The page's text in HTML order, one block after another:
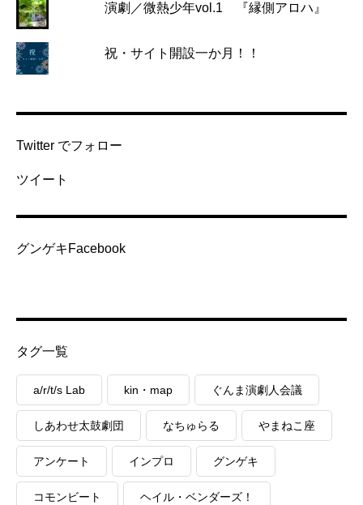
演劇／微熱少年vol.1 『縁側アロハ』
祝・サイト開設一か月！！
Twitter でフォロー
ツイート
グンゲキFacebook
タグ一覧
a/r/t/s Lab kin・map ぐんま演劇人会議
しあわせ太鼓劇団 なちゅらる やまねこ座
アンケート インプロ グンゲキ
コモンビート ヘイル・ベンダーズ！